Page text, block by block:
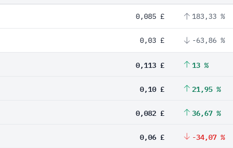
0,085 £ 183,33 %
0,03 £ -63,86 %
0,113 £ 13 %
0,10 £ 21,95 %
0,082 £ 36,67 %
0,06 £ -34,07 %